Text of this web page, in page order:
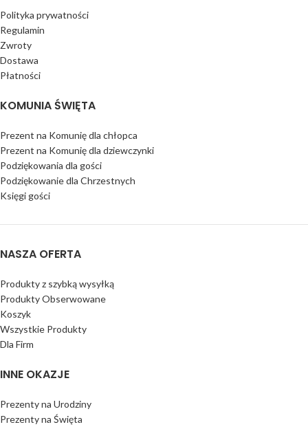
Polityka prywatności
Regulamin
Zwroty
Dostawa
Płatności
KOMUNIA ŚWIĘTA
Prezent na Komunię dla chłopca
Prezent na Komunię dla dziewczynki
Podziękowania dla gości
Podziękowanie dla Chrzestnych
Księgi gości
NASZA OFERTA
Produkty z szybką wysyłką
Produkty Obserwowane
Koszyk
Wszystkie Produkty
Dla Firm
INNE OKAZJE
Prezenty na Urodziny
Prezenty na Święta